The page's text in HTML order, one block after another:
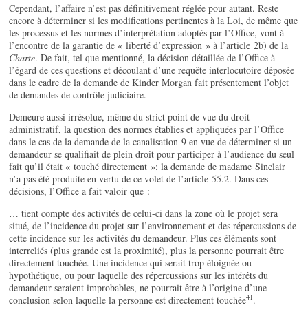
Cependant, l’affaire n’est pas définitivement réglée pour autant. Reste
encore à déterminer si les modifications pertinentes à la Loi, de même que
les processus et les normes d’interprétation adoptés par l’Office, vont à
l’encontre de la garantie de « liberté d’expression » à l’article 2b) de la
Charte. De fait, tel que mentionné, la décision détaillée de l’Office à
l’égard de ces questions et découlant d’une requête interlocutoire déposée
dans le cadre de la demande de Kinder Morgan fait présentement l’objet
de demandes de contrôle judiciaire.
Demeure aussi irrésolue, même du strict point de vue du droit
administratif, la question des normes établies et appliquées par l’Office
dans le cas de la demande de la canalisation 9 en vue de déterminer si un
demandeur se qualifiait de plein droit pour participer à l’audience du seul
fait qu’il était « touché directement »; la demande de madame Sinclair
n’a pas été produite en vertu de ce volet de l’article 55.2. Dans ces
décisions, l’Office a fait valoir que :
… tient compte des activités de celui-ci dans la zone où le projet sera
situé, de l’incidence du projet sur l’environnement et des répercussions de
cette incidence sur les activités du demandeur. Plus ces éléments sont
interreliés (plus grande est la proximité), plus la personne pourrait être
directement touchée. Une incidence qui serait trop éloignée ou
hypothétique, ou pour laquelle des répercussions sur les intérêts du
demandeur seraient improbables, ne pourrait être à l’origine d’une
conclusion selon laquelle la personne est directement touchée41.